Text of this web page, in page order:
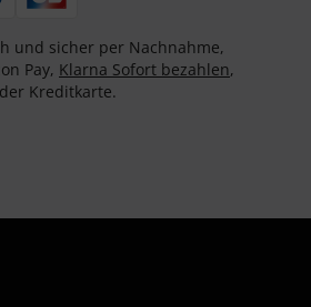
und sicher per Nachnahme,
Pay, Klarna Sofort bezahlen,
Kreditkarte.